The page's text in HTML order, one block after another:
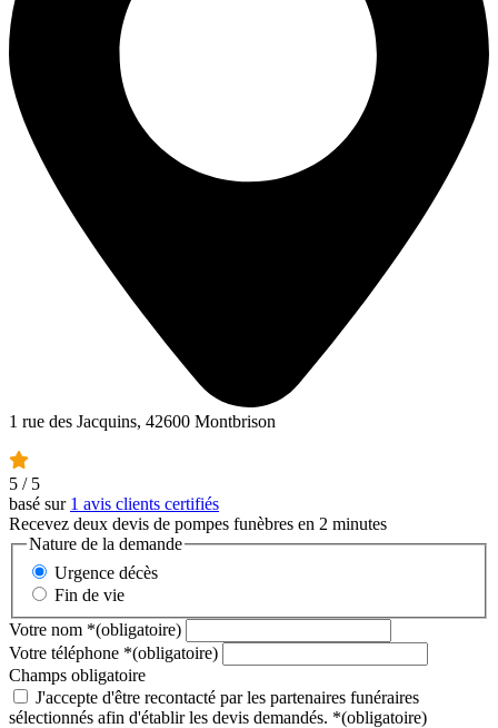
1 rue des Jacquins, 42600 Montbrison
5 / 5
basé sur 1 avis clients certifiés
Recevez deux devis de pompes funèbres en 2 minutes
Nature de la demande
Urgence décès
Fin de vie
Votre nom *(obligatoire)
Votre téléphone *(obligatoire)
Champs obligatoire
J'accepte d'être recontacté par les partenaires funéraires
sélectionnés afin d'établir les devis demandés. *(obligatoire)